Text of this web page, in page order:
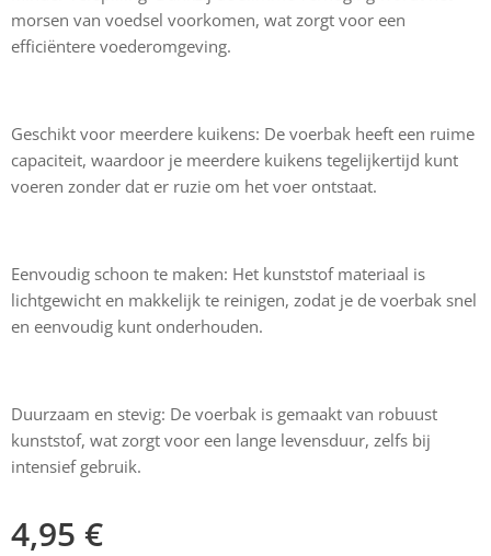
morsen van voedsel voorkomen, wat zorgt voor een
efficiëntere voederomgeving.
Geschikt voor meerdere kuikens: De voerbak heeft een ruime
capaciteit, waardoor je meerdere kuikens tegelijkertijd kunt
voeren zonder dat er ruzie om het voer ontstaat.
Eenvoudig schoon te maken: Het kunststof materiaal is
lichtgewicht en makkelijk te reinigen, zodat je de voerbak snel
en eenvoudig kunt onderhouden.
Duurzaam en stevig: De voerbak is gemaakt van robuust
kunststof, wat zorgt voor een lange levensduur, zelfs bij
intensief gebruik.
4,95 €